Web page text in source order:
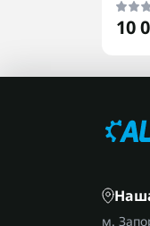
10
м.